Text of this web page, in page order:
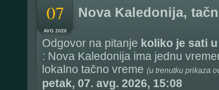
07
AVG 2026
Nova Kaledonija,
Odgovor na pitanje koliko je sati
: Nova Kaledonija ima jednu
lokalno tačno vreme (u trenutku prikaza
petak, 07. avg. 2026, 15:08